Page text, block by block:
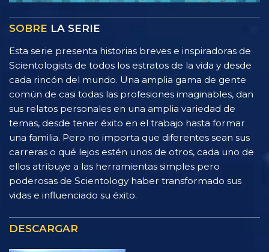
SOBRE LA SERIE
Esta serie presenta historias breves e inspiradoras de
Scientologists de todos los estratos de la vida y desde
cada rincón del mundo. Una amplia gama de gente
común de casi todas las profesiones imaginables, dan
sus relatos personales en una amplia variedad de
temas, desde tener éxito en el trabajo hasta formar
una familia. Pero no importa que diferentes sean sus
carreras o qué lejos estén unos de otros, cada uno de
ellos atribuye a las herramientas simples pero
poderosas de Scientology haber transformado sus
vidas e influenciado su éxito.
DESCARGAR